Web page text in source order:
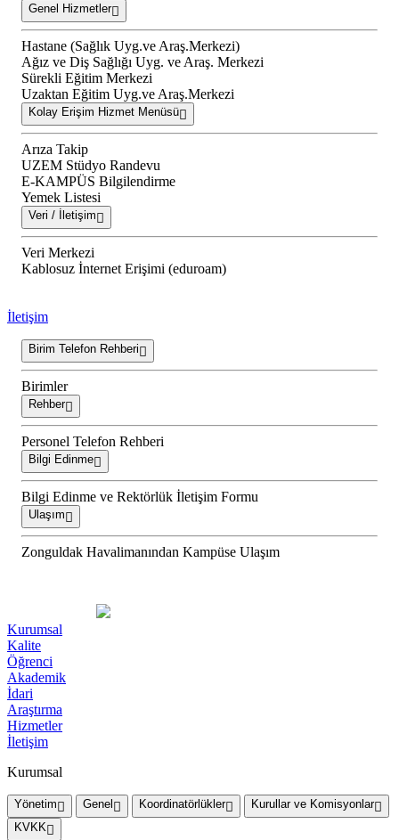
Genel Hizmetler
Hastane (Sağlık Uyg.ve Araş.Merkezi)
Ağız ve Diş Sağlığı Uyg. ve Araş. Merkezi
Sürekli Eğitim Merkezi
Uzaktan Eğitim Uyg.ve Araş.Merkezi
Kolay Erişim Hizmet Menüsü
Arıza Takip
UZEM Stüdyo Randevu
E-KAMPÜS Bilgilendirme
Yemek Listesi
Veri / İletişim
Veri Merkezi
Kablosuz İnternet Erişimi (eduroam)
İletişim
Birim Telefon Rehberi
Birimler
Rehber
Personel Telefon Rehberi
Bilgi Edinme
Bilgi Edinme ve Rektörlük İletişim Formu
Ulaşım
Zonguldak Havalimanından Kampüse Ulaşım
Kurumsal
Kalite
Öğrenci
Akademik
İdari
Araştırma
Hizmetler
İletişim
Kurumsal
Yönetim Genel Koordinatörlükler
Kurullar ve Komisyonlar
KVKK